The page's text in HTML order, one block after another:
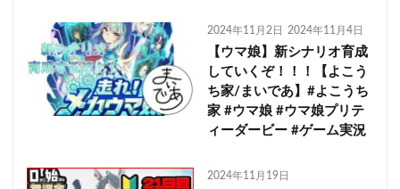
2024年11月2日 2024年11月4日
【ウマ娘】新シナリオ育成
していくぞ！！！【よこう
ち家/まいであ】#よこうち
家 #ウマ娘 #ウマ娘プリテ
ィーダービー #ゲーム実況
2024年11月19日